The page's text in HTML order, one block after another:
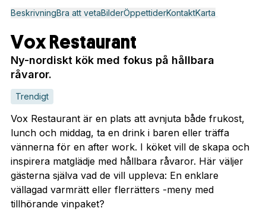
BeskrivningBra att vetaBilderÖppettiderKontaktKarta
Vox Restaurant
Ny-nordiskt kök med fokus på hållbara
råvaror.
Trendigt
Vox Restaurant är en plats att avnjuta både frukost,
lunch och middag, ta en drink i baren eller träffa
vännerna för en after work. I köket vill de skapa och
inspirera matglädje med hållbara råvaror. Här väljer
gästerna själva vad de vill uppleva: En enklare
vällagad varmrätt eller flerrätters -meny med
tillhörande vinpaket?